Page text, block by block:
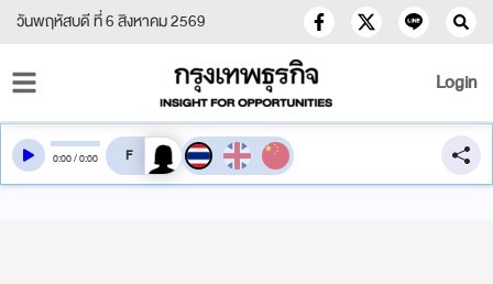
วันพฤหัสบดี ที่ 6 สิงหาคม 2569
Login
0:00/0:00 สลับเสียงอ่าน